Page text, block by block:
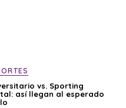
vs. Sporting
así llegan al esperado